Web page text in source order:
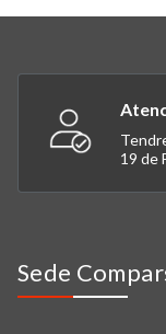
19 de
Sede